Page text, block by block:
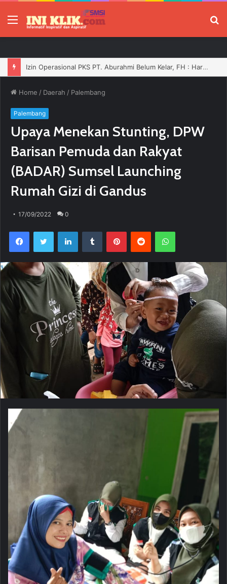
Menu
Pengurus PWI Ogan Ilir Masa Bakti 2026–2029 Resmi Dilantik, Siap Perkuat Profesionalisme Wartawan
Home / Daerah / Palembang
Palembang
Upaya Menekan Stunting, DPW
Barisan Pemuda dan Rakyat
(BADAR) Sumsel Launching
Rumah Gizi di Gandus
17/09/2022 0